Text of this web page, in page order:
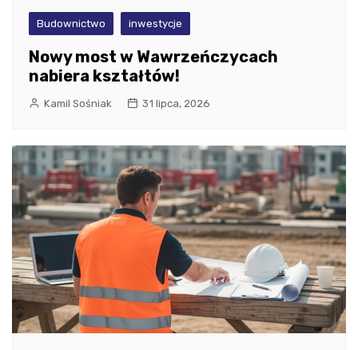
Budownictwo inwestycje
Nowy most w Wawrzeńczycach
nabiera kształtów!
Kamil Sośniak 31 lipca, 2026